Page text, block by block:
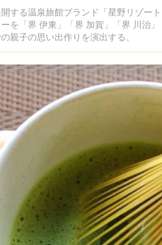
する温泉旅館ブランド「星野リゾー
を「界 伊東」「界 加賀」「界 川治
親子の思い出作りを演出する。